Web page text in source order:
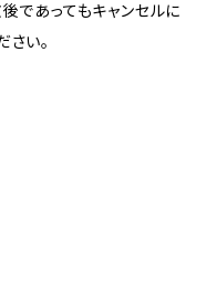
であってもキャンセルに
い。